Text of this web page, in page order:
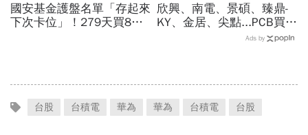
國安基金護盤名單「存起來
下次卡位」！279天買8檔
欣興、南電、景碩、臻鼎-
KY、金居、尖點...PCB買誰
最賺？杜金龍點名「這檔」
Ads by
台股 台積電 華為 華為 台積電 台股